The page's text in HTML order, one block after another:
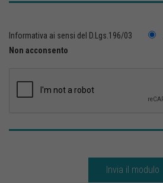
Informativa ai sensi del D.Lgs.196/03
Non acconsento
Invia il modulo